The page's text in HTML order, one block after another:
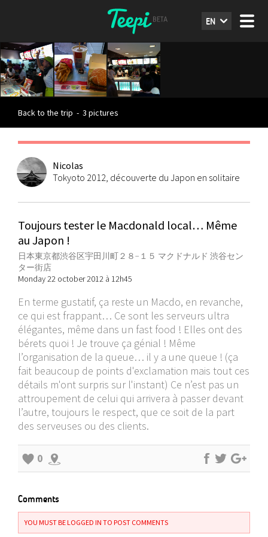
EN
Back to the trip - 3 pictures
Nicolas
Tokyoto 2012, découverte du Japon en solitaire
Toujours tester le Macdonald local… Même
au Japon !
日本東京都渋谷区宇田川町２８−１５ マクドナルド 渋谷セン
ター街店
Monday 22 october 2012 à 12h45
En terme gustatif, ça reste un Macdo, en revanche,
ce qui est frappant… Ce sont les serveurs ultra
élégantes, même dans un fast food ! Elles ont des
bérets quoi ! Je trouve ça génial ! Même
l’organisation de la queue… il y a une queue ! (ça
fait beaucoup de points d'exclamation mais tout ces
détails m'ont surpris sur l'instant) Ce n’est pas un
attroupement de celui qui arrivera à passer devant
l’autre, toujours le respect, que ce soit de la part
des serveuses ou des clients.
0
Comments
YOU MUST BE LOGGED IN TO POST COMMENTS